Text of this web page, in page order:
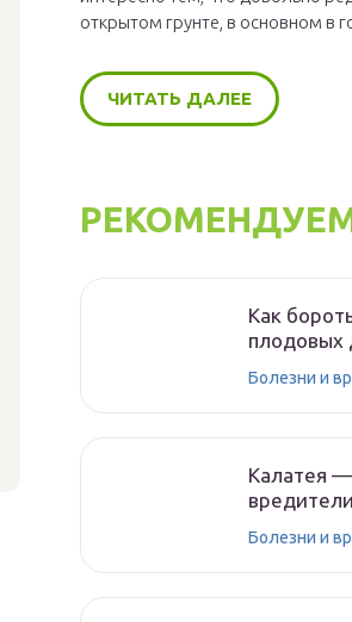
открытом грунте, в основном в
ЧИТАТЬ ДАЛЕЕ
Как
плодовых
Болезни и
Калатея
Болезни и